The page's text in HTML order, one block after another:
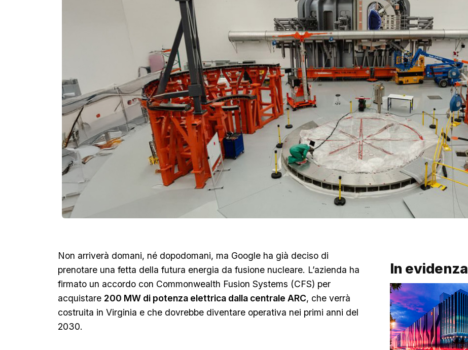
Non arriverà domani, né dopodomani, ma Google ha già deciso di
prenotare una fetta della futura energia da fusione nucleare. L’azienda ha
firmato un accordo con Commonwealth Fusion Systems (CFS) per
acquistare 200 MW di potenza elettrica dalla centrale ARC, che verrà
costruita in Virginia e che dovrebbe diventare operativa nei primi anni del
2030.
In evidenza